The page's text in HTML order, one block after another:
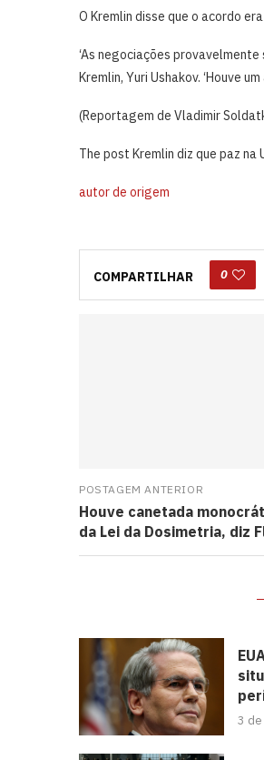
O Kremlin ​disse que o acordo
‘As negociações
Kremlin, Yuri Ushakov. ‘Houve
(Reportagem de Vladimir
The post Kremlin diz que paz
autor de origem
COMPARTILHAR 0
POSTAGEM ANTERIOR
Houve canetada
da Lei da Dosimetria, diz
3